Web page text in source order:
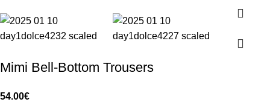
Mimi Bell-Bottom Trousers
54.00€